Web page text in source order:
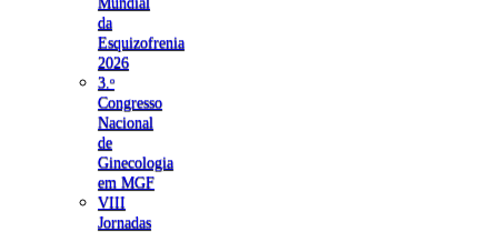
da
Esquizofrenia
2026
3.ᵒ
Congresso
Nacional
de
Ginecologia
em MGF
VIII
Jornadas